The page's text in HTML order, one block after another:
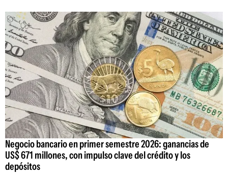
Negocio bancario en primer semestre 2026: ganancias de
US$ 671 millones, con impulso clave del crédito y los
depósitos